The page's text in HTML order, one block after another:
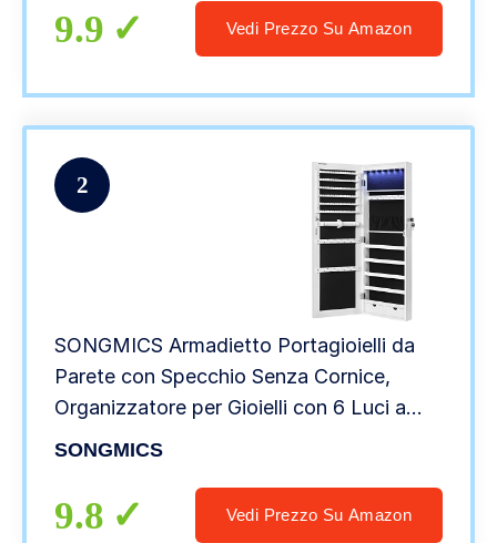
JBC62W
9.9 Vedi Prezzo Su Amazon
2
SONGMICS Armadietto Portagioielli da
Parete con Specchio Senza Cornice,
Organizzatore per Gioielli con 6 Luci a
LED da Porta o Muro, Grande Capacità
SONGMICS
9.8 Vedi Prezzo Su Amazon